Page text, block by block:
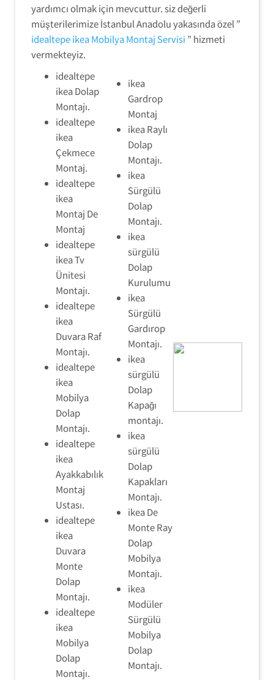
yardımcı olmak için mevcuttur. siz değerli
müşterilerimize İstanbul Anadolu yakasında özel ”
idealtepe ikea Mobilya Montaj Servisi ” hizmeti
vermekteyiz.
idealtepe
ikea Dolap
Montajı.
idealtepe
ikea
Çekmece
Montaj.
idealtepe
ikea
Montaj De
Montaj
idealtepe
ikea Tv
Ünitesi
Montajı.
idealtepe
ikea
Duvara Raf
Montajı.
idealtepe
ikea
Mobilya
Dolap
Montajı.
idealtepe
ikea
Ayakkabılık
Montaj
Ustası.
idealtepe
ikea
Duvara
Monte
Dolap
Montajı.
idealtepe
ikea
Mobilya
Dolap
Montajı.
ikea
Gardrop
Montaj
ikea Raylı
Dolap
Montajı.
ikea
Sürgülü
Dolap
Montajı.
ikea
sürgülü
Dolap
Kurulumu
ikea
Sürgülü
Gardırop
Montajı.
ikea
sürgülü
Dolap
Kapağı
montajı.
ikea
sürgülü
Dolap
Kapakları
Montajı.
ikea De
Monte Ray
Dolap
Mobilya
Montajı.
ikea
Modüler
Sürgülü
Mobilya
Dolap
Montajı.